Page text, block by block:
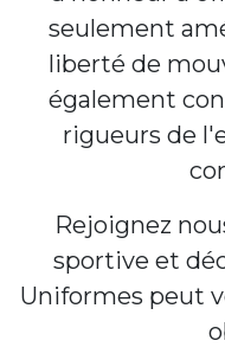
seulement
liberté de
également
rigueurs de
Rejoignez
sportive et
Uniformes peut